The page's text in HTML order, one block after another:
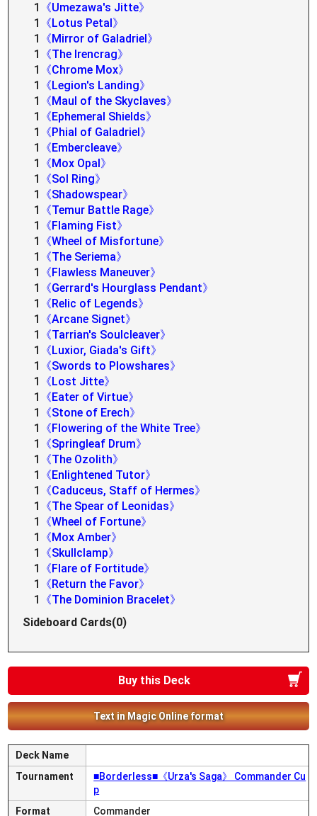
1
《Umezawa's Jitte》
1
《Lotus Petal》
1
《Mirror of Galadriel》
1
《The Irencrag》
1
《Chrome Mox》
1
《Legion's Landing》
1
《Maul of the Skyclaves》
1
《Ephemeral Shields》
1
《Phial of Galadriel》
1
《Embercleave》
1
《Mox Opal》
1
《Sol Ring》
1
《Shadowspear》
1
《Temur Battle Rage》
1
《Flaming Fist》
1
《Wheel of Misfortune》
1
《The Seriema》
1
《Flawless Maneuver》
1
《Gerrard's Hourglass Pendant》
1
《Relic of Legends》
1
《Arcane Signet》
1
《Tarrian's Soulcleaver》
1
《Luxior, Giada's Gift》
1
《Swords to Plowshares》
1
《Lost Jitte》
1
《Eater of Virtue》
1
《Stone of Erech》
1
《Flowering of the White Tree》
1
《Springleaf Drum》
1
《The Ozolith》
1
《Enlightened Tutor》
1
《Caduceus, Staff of Hermes》
1
《The Spear of Leonidas》
1
《Wheel of Fortune》
1
《Mox Amber》
1
《Skullclamp》
1
《Flare of Fortitude》
1
《Return the Favor》
1
《The Dominion Bracelet》
Sideboard Cards(0)
Buy this Deck
Text in Magic Online format
Deck Name
Tournament
■Borderless■《Urza's Saga》 Commander Cu
p
Format
Commander